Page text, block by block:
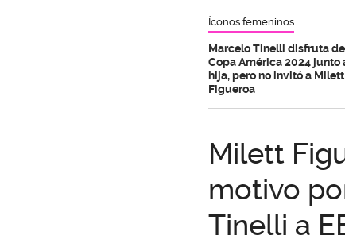
Íconos femeninos
Marcelo Tinelli disfruta
Copa América 2024 junto
hija, pero no invitó a Milett
Figueroa
Milett
motivo
Tinelli a